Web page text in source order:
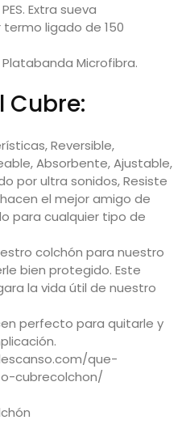
Extra sueva
termo ligado de 150
Microfibra.
Cubre:
Reversible,
Absorbente, Ajustable,
por ultra sonidos, Resiste
el mejor amigo de
para cualquier tipo de
colchón para nuestro
bien protegido. Este
la vida útil de nuestro
perfecto para quitarle y
que-
cubrecolchon/